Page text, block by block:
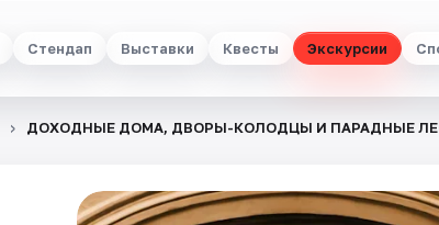
Стендап Выставки Квесты Экскурсии
ДОХОДНЫЕ ДОМА, ДВОРЫ-КОЛОДЦЫ И ПАРАДНЫЕ